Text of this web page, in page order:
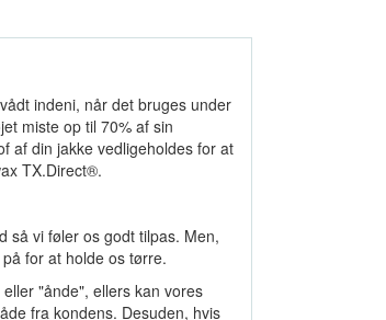
indeni, når det bruges under
miste op til 70% af sin
af din jakke vedligeholdes for at
TX.Direct®.
så vi føler os godt tilpas. Men,
for at holde os tørre.
"ånde", ellers kan vores
fra kondens. Desuden, hvis